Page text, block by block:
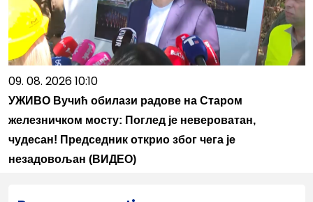
09. 08. 2026 10:10
УЖИВО Вучић обилази радове на Старом
железничком мосту: Поглед је невероватан,
чудесан! Председник открио због чега је
незадовољан (ВИДЕО)